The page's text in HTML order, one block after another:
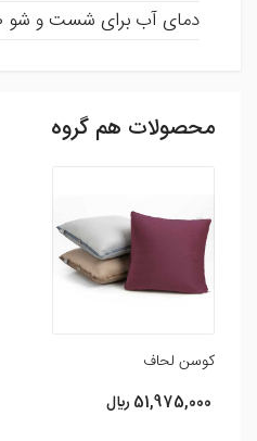
دمای آب برای شست و شو 40 درجه سانتی گراد
ثبت نظر
شما می توانید با ثبت نظر و
یاری رسانید .
افزودن نظر
محصولات هم گروه
کوسن لحاف
51,975,000 ريال